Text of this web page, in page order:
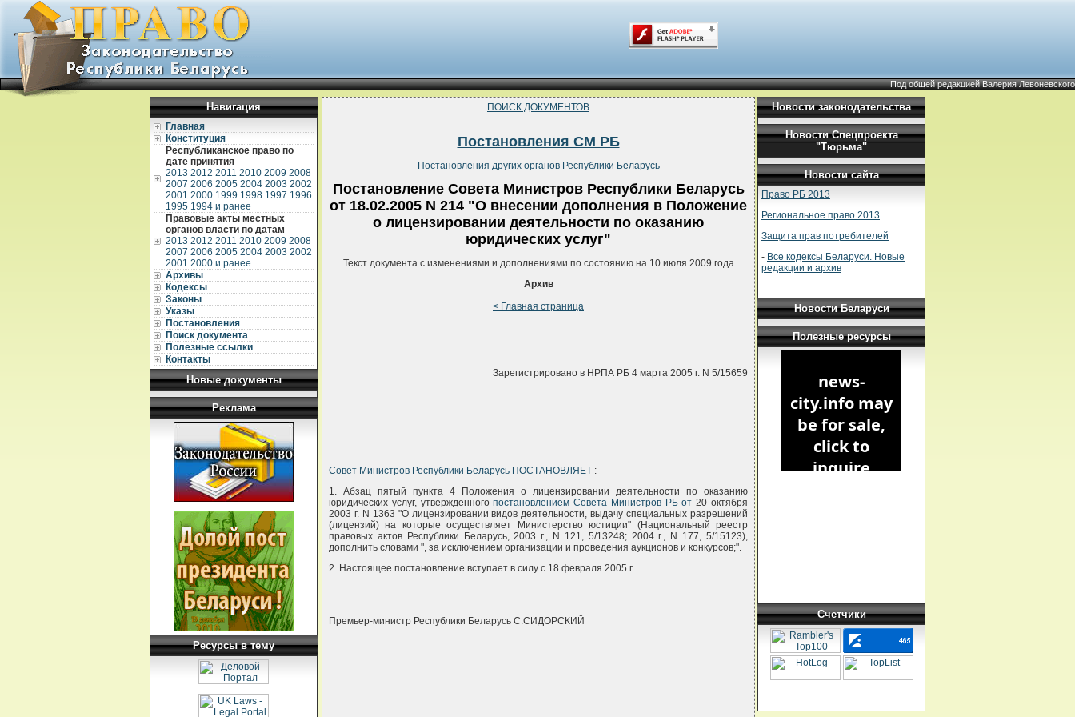
Под общей редакцией Валерия Левоневского
Навигация
Главная
Конституция
Республиканское право по
дате принятия
2013 2012 2011 2010 2009 2008
2007 2006 2005 2004 2003 2002
2001 2000 1999 1998 1997 1996
1995 1994 и ранее
Правовые акты местных
органов власти по датам
2013 2012 2011 2010 2009 2008
2007 2006 2005 2004 2003 2002
2001 2000 и ранее
Архивы
Кодексы
Законы
Указы
Постановления
Поиск документа
Полезные ссылки
Контакты
Новые документы
Реклама
Ресурсы в тему
ПОИСК ДОКУМЕНТОВ
Постановления СМ РБ
Постановления других органов Республики Беларусь
Постановление Совета Министров Республики Беларусь
от 18.02.2005 N 214 "О внесении дополнения в Положение
о лицензировании деятельности по оказанию
юридических услуг"
Текст документа с изменениями и дополнениями по состоянию на 10 июля 2009 года
Архив
< Главная страница
Зарегистрировано в НРПА РБ 4 марта 2005 г. N 5/15659
Совет Министров Республики Беларусь ПОСТАНОВЛЯЕТ :
1. Абзац пятый пункта 4 Положения о лицензировании деятельности по оказанию
юридических услуг, утвержденногопостановлением Совета Министров РБ от 20 октября
2003 г. N 1363 "О лицензировании видов деятельности, выдачу специальных разрешений
(лицензий) на которые осуществляет Министерство юстиции" (Национальный реестр
правовых актов Республики Беларусь, 2003 г., N 121, 5/13248; 2004 г., N 177, 5/15123),
дополнить словами ", за исключением организации и проведения аукционов и конкурсов;".
2. Настоящее постановление вступает в силу с 18 февраля 2005 г.
Премьер-министр Республики Беларусь С.СИДОРСКИЙ
Новости законодательства
Новости Спецпроекта
"Тюрьма"
Новости сайта
Право РБ 2013
Региональное право 2013
Защита прав потребителей
- Все кодексы Беларуси. Новые
редакции и архив
Новости Беларуси
Полезные ресурсы
Счетчики